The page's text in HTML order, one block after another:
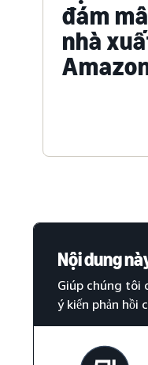
đám
nhà
Nội dung
Giúp chúng tôi
ý kiến phản hồi